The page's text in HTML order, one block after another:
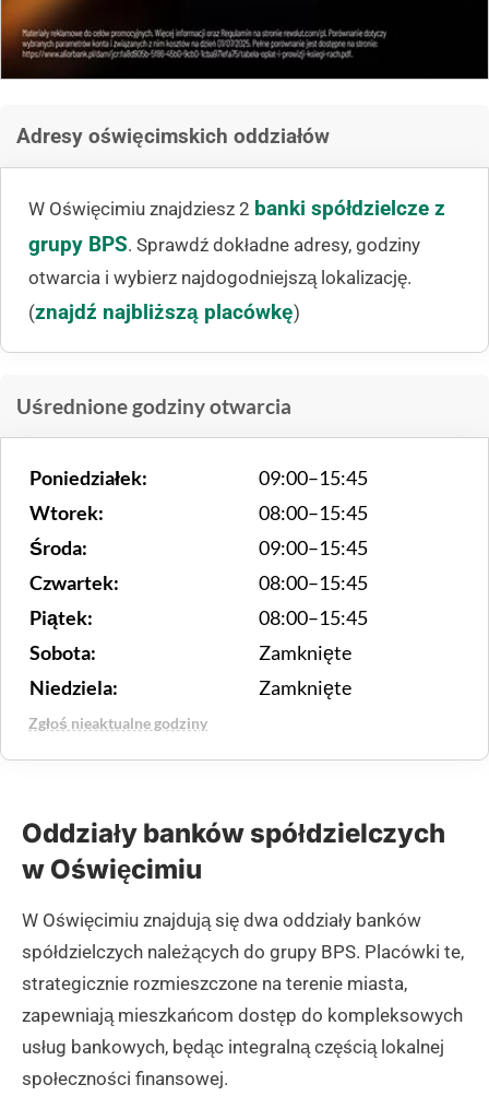
Adresy oświęcimskich oddziałów
W Oświęcimiu znajdziesz 2 banki spółdzielcze z
grupy BPS. Sprawdź dokładne adresy, godziny
otwarcia i wybierz najdogodniejszą lokalizację.
(znajdź najbliższą placówkę)
Uśrednione godziny otwarcia
Poniedziałek:
09:00–15:45
Wtorek:
08:00–15:45
Środa:
09:00–15:45
Czwartek:
08:00–15:45
Piątek:
08:00–15:45
Sobota:
Zamknięte
Niedziela:
Zamknięte
Zgłoś nieaktualne godziny
Oddziały banków spółdzielczych
w Oświęcimiu
W Oświęcimiu znajdują się dwa oddziały banków
spółdzielczych należących do grupy BPS. Placówki te,
strategicznie rozmieszczone na terenie miasta,
zapewniają mieszkańcom dostęp do kompleksowych
usług bankowych, będąc integralną częścią lokalnej
społeczności finansowej.